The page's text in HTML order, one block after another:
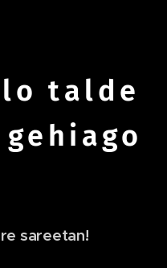
talde
sareetan!